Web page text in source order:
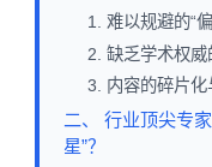
1. 难以规避的“
2. 缺乏学术权威
3. 内容的碎片化
二、 行业顶尖专
星”？